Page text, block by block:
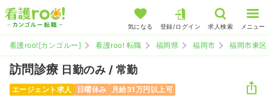
気になる 登録/ログイン 求人検索 メニュー
看護roo![カンゴルー] 看護roo! 転職 福岡県 福岡市 福岡市東区
訪問診療 日勤のみ / 常勤
エージェント求人 日曜休み 月給31万円以上可